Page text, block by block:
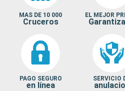
MAS DE 10 000
Cruceros
EL MEJOR
PAGO SEGURO
en línea
SERVICIO